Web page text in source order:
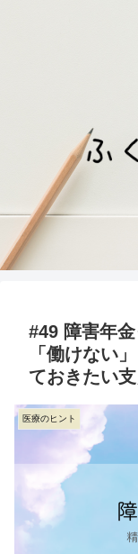
#49 障害年
「働けない
ておきたい支
医療のヒント